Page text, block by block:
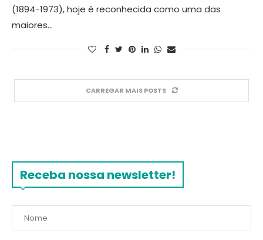
(1894-1973), hoje é reconhecida como uma das
maiores…
CARREGAR MAIS POSTS
Receba nossa newsletter!